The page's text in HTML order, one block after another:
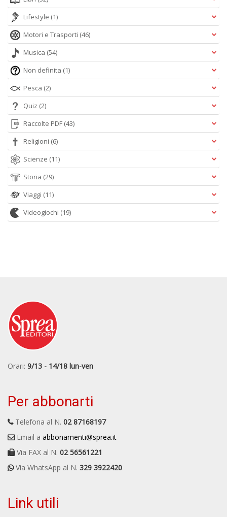
Lifestyle (1)
Motori e Trasporti (46)
Musica (54)
Non definita (1)
Pesca (2)
Quiz (2)
Raccolte PDF (43)
Religioni (6)
Scienze (11)
Storia (29)
Viaggi (11)
Videogiochi (19)
Orari: 9/13 - 14/18 lun-ven
Per abbonarti
Telefona al N. 02 87168197
Email a abbonamenti@sprea.it
Via FAX al N. 02 56561221
Via WhatsApp al N. 329 3922420
Link utili